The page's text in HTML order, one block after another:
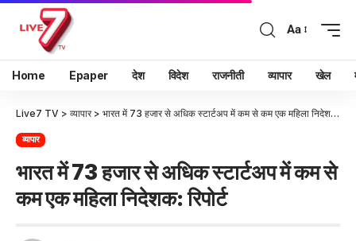
Aa
Home Epaper देश विदेश राजनीती व्यापार खेल
Live7 TV > व्यापार> भारत में 73 हजार से अधिक स्टार्टअप में कम से कम एक महिला निदेशक: रिपोर्ट
व्यापार
भारत में 73 हजार से अधिक स्टार्टअप में कम से
कम एक महिला निदेशक: रिपोर्ट